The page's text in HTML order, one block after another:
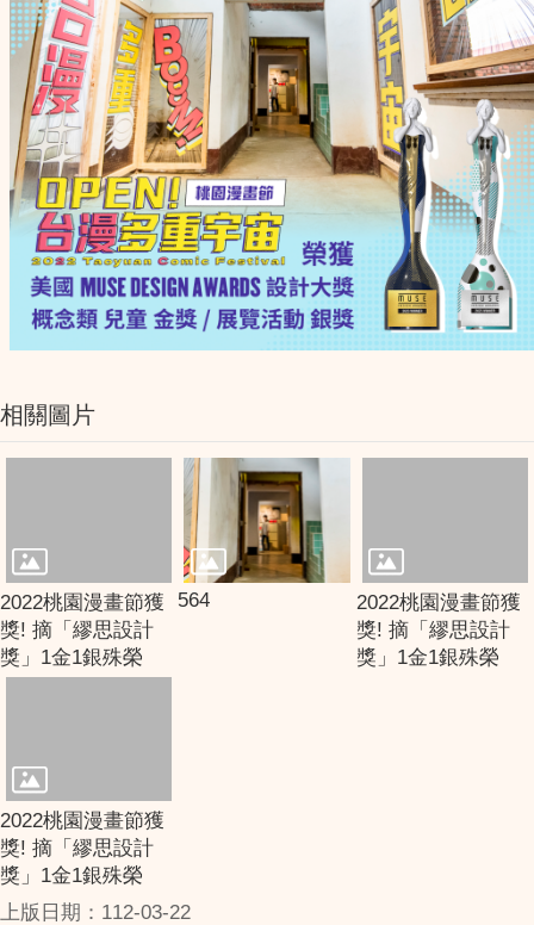
相關圖片
2022桃園漫畫節獲
獎! 摘「繆思設計
獎」1金1銀殊榮
564
2022桃園漫畫節獲
獎! 摘「繆思設計
獎」1金1銀殊榮
2022桃園漫畫節獲
獎! 摘「繆思設計
獎」1金1銀殊榮
上版日期：112-03-22